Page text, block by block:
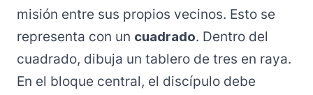
misión entre sus propios vecinos. Esto se
representa con un cuadrado. Dentro del
cuadrado, dibuja un tablero de tres en raya.
En el bloque central, el discípulo debe